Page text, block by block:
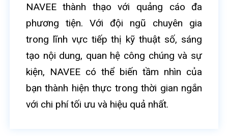
NAVEE thành thạo với quảng cáo đa
phương tiện. Với đội ngũ chuyên gia
trong lĩnh vực tiếp thị kỹ thuật số, sáng
tạo nội dung, quan hệ công chúng và sự
kiện, NAVEE có thể biến tầm nhìn của
bạn thành hiện thực trong thời gian ngắn
với chi phí tối ưu và hiệu quả nhất.